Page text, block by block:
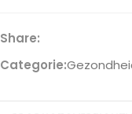
Share:
Categorie: